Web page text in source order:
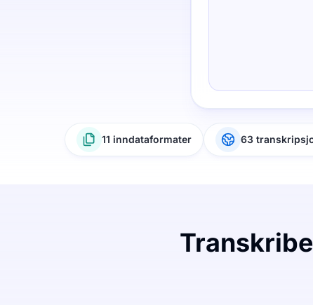
11 inndataformater 63